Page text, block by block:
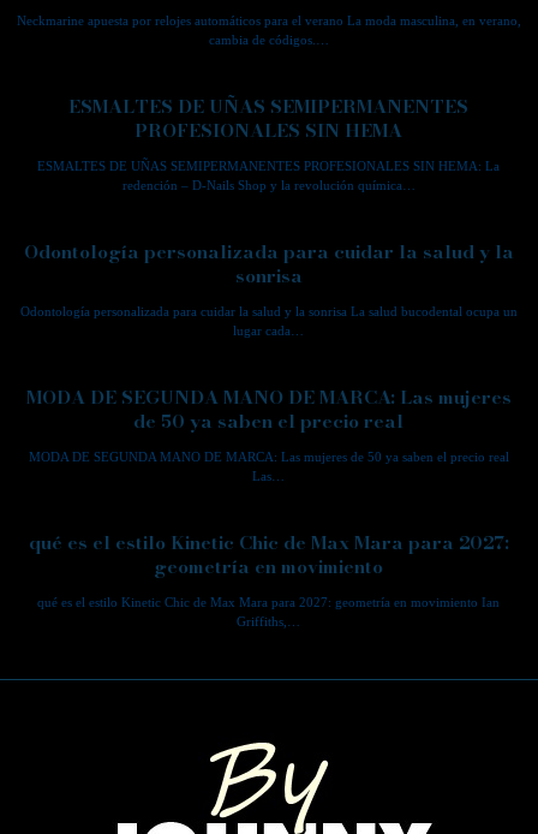
Neckmarine apuesta por relojes automáticos para el verano La moda masculina, en verano,
cambia de códigos.…
ESMALTES DE UÑAS SEMIPERMANENTES
PROFESIONALES SIN HEMA
ESMALTES DE UÑAS SEMIPERMANENTES PROFESIONALES SIN HEMA: La
redención – D-Nails Shop y la revolución química…
Odontología personalizada para cuidar la salud y la
sonrisa
Odontología personalizada para cuidar la salud y la sonrisa La salud bucodental ocupa un
lugar cada…
MODA DE SEGUNDA MANO DE MARCA: Las mujeres
de 50 ya saben el precio real
MODA DE SEGUNDA MANO DE MARCA: Las mujeres de 50 ya saben el precio real
Las…
qué es el estilo Kinetic Chic de Max Mara para 2027:
geometría en movimiento
qué es el estilo Kinetic Chic de Max Mara para 2027: geometría en movimiento Ian
Griffiths,…